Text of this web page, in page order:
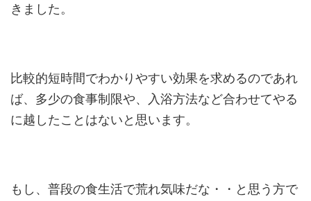
きました。
比較的短時間でわかりやすい効果を求めるのであれ
ば、多少の食事制限や、入浴方法など合わせてやる
に越したことはないと思います。
もし、普段の食生活で荒れ気味だな・・と思う方で